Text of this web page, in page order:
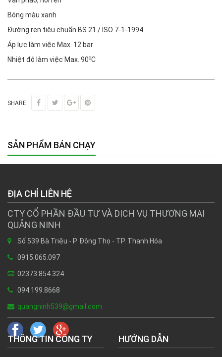
Bóng màu xanh
Đường ren tiêu chuẩn BS 21 / ISO 7-1-1994
Áp lực làm việc Max. 12 bar
Nhiệt độ làm việc Max. 90oC
SHARE
SẢN PHẨM BÁN CHẠY
ĐỊA CHỈ LIÊN HỆ
CTY CỔ PHẦN ĐẦU TƯ VÀ DỊCH VỤ THƯƠNG MẠI
QUẢNG NINH
Số 539 Bà Triệu - P. Đông Thọ - TP. Thanh Hóa
0915.065.097
02373.854.324
094.199.8668
quangninh539@gmail.com
THÔNG TIN CÔNG TY HƯỚNG DẪN